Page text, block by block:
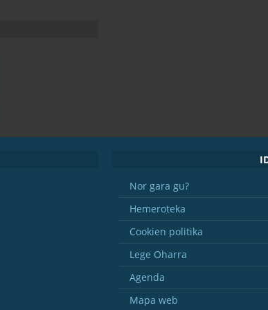
Nor gara gu?
Hemeroteka
Cookien politika
Lege Oharra
Agenda
Mapa web